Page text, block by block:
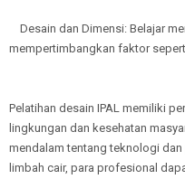
Desain dan Dimensi: Belajar
mempertimbangkan faktor
Pelatihan desain IPAL memiliki
lingkungan dan kesehatan
mendalam tentang teknologi
limbah cair, para profesional